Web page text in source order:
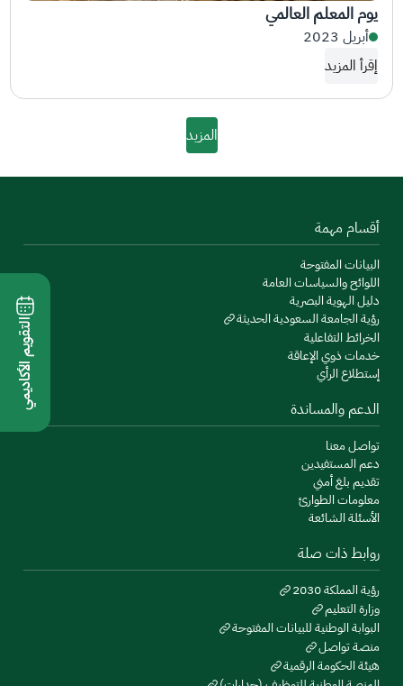
التقويم الأكاديمي
يوم المعلم العالمي
أبريل 2023
إقرأ المزيد
المزيد
أقسام مهمة
البيانات المفتوحة
اللوائح والسياسات العامة
دليل الهوية البصرية
رؤية الجامعة السعودية الحديثة
الخرائط التفاعلية
خدمات ذوي الإعاقة
إستطلاع الرأي
الدعم والمساندة
تواصل معنا
دعم المستفيدين
تقديم بلغ أمني
معلومات الطوارئ
الأسئلة الشائعة
روابط ذات صلة
رؤية المملكة 2030
وزارة التعليم
البوابة الوطنية للبيانات المفتوحة
منصة تواصل
هيئة الحكومة الرقمية